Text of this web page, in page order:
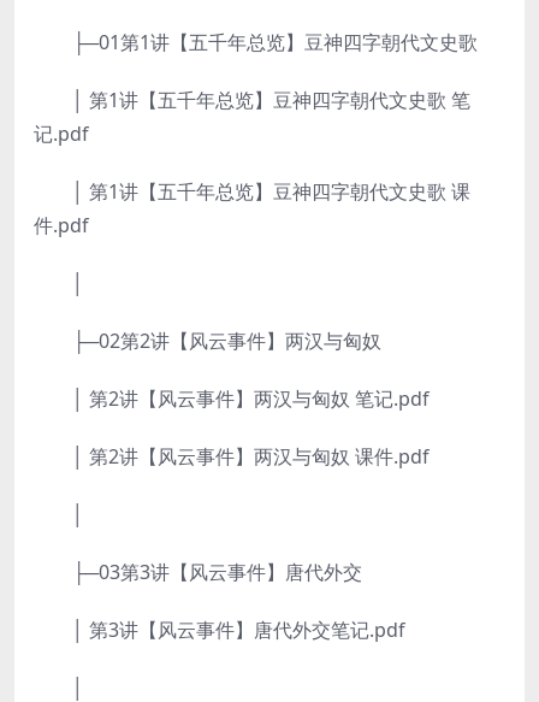
├─01第1讲【五千年总览】豆神四字朝代文史歌
│ 第1讲【五千年总览】豆神四字朝代文史歌 笔
记.pdf
│ 第1讲【五千年总览】豆神四字朝代文史歌 课
件.pdf
├─02第2讲【风云事件】两汉与匈奴
│ 第2讲【风云事件】两汉与匈奴 笔记.pdf
│ 第2讲【风云事件】两汉与匈奴 课件.pdf
├─03第3讲【风云事件】唐代外交
│ 第3讲【风云事件】唐代外交笔记.pdf